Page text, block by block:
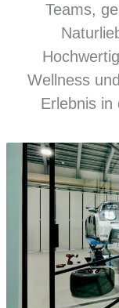
Teams,
Wellness
Erlebnis in